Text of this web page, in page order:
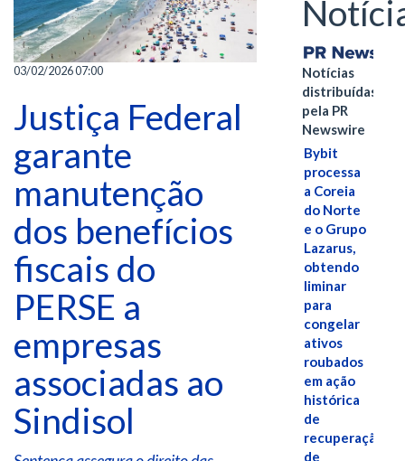
03/02/2026 07:00
Justiça Federal
garante
manutenção
dos benefícios
fiscais do
PERSE a
empresas
associadas ao
Sindisol
Notícias
distribuídas
pela PR
Newswire
Bybit
processa
a Coreia
do Norte
e o Grupo
Lazarus,
obtendo
liminar
para
congelar
ativos
roubados
em ação
histórica
de
recuperação
de